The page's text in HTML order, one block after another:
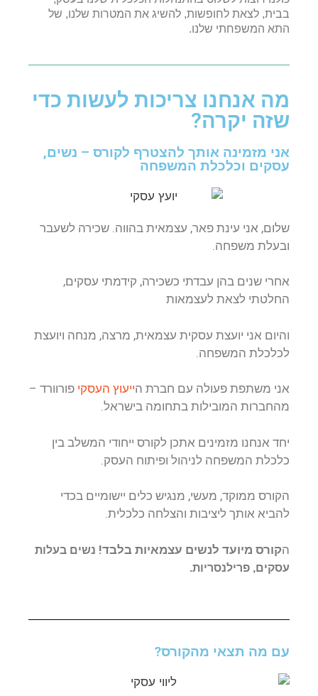
בבית, לצאת לחופשות, להשיג את המטרות שלנו, של
התא המשפחתי שלנו.
מה אנחנו צריכות לעשות כדי
שזה יקרה?
אני מזמינה אותך להצטרף לקורס – נשים,
עסקים וכלכלת המשפחה
שלום, אני עינת פאר, עצמאית בהווה. שכירה לשעבר
ובעלת משפחה.
אחרי שנים בהן עבדתי כשכירה, קידמתי עסקים,
החלטתי לצאת לעצמאות
והיום אני יועצת עסקית עצמאית, מרצה, מנחה ויועצת
לכלכלת המשפחה.
אני משתפת פעולה עם חברת הייעוץ העסקי פורוורד –
מהחברות המובילות בתחומה בישראל.
יחד אנחנו מזמינים אתכן לקורס ייחודי המשלב בין
כלכלת המשפחה לניהול ופיתוח העסק.
הקורס ממוקד, מעשי, מנגיש כלים יישומיים בכדי
להביא אותך ליציבות והצלחה כלכלית.
הקורס מיועד לנשים עצמאיות בלבד! נשים בעלות
עסקים, פרילנסריות.
עם מה תצאי מהקורס?